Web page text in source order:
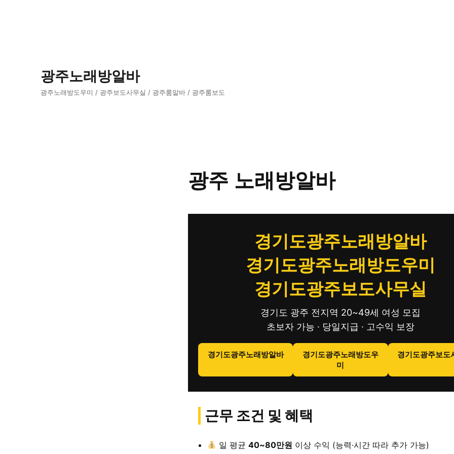
광주노래방알바
광주노래방도우미 / 광주보도사무실 / 광주룸알바 / 광주룸보도
광주 노래방알바
경기도광주노래방알바
경기도광주노래방도우미
경기도광주보도사무실
경기도 광주 전지역 20~49세 여성 모집
초보자 가능 · 당일지급 · 고수익 보장
경기도광주노래방알바
경기도광주노래방도우
미
경기도광주보도
근무 조건 및 혜택
일 평균40~80만원 이상 수익 (능력·시간 따라 추가 가능)